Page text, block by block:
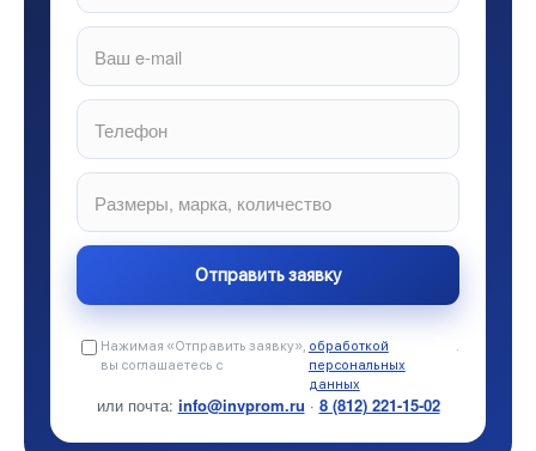
Нажимая «Отправить заявку»,
вы соглашаетесь с
обработкой
персональных
данных
.
или почта: info@invprom.ru · 8 (812) 221-15-02